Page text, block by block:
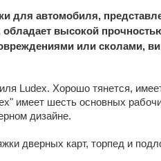
для автомобиля,
обладает высокой
или сколами,
Ludex. Хорошо тянется,
имеет шесть основных
дизайне.
дверных карт, торпед и